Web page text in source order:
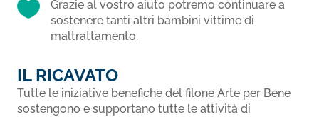

Grazie al vostro aiuto potremo continuare a
sostenere tanti altri bambini vittime di
maltrattamento.
IL RICAVATO
Tutte le iniziative benefiche del filone Arte per Bene
sostengono e supportano tutte le attività di